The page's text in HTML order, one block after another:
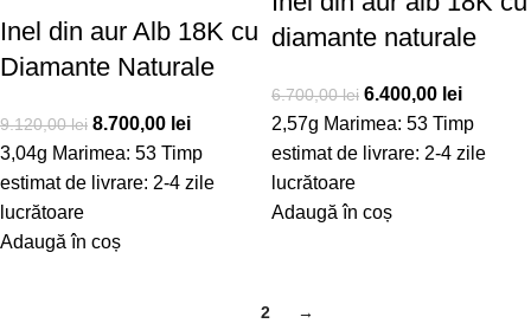
Inel din aur Alb 18K cu
Diamante Naturale
9.120,00lei 8.700,00 lei
3,04g Marimea: 53 Timp
estimat de livrare: 2-4 zile
lucrătoare
Adaugă în coș
diamante naturale
6.700,00lei 6.400,00 lei
2,57g Marimea: 53 Timp
estimat de livrare: 2-4 zile
lucrătoare
Adaugă în coș
2 →